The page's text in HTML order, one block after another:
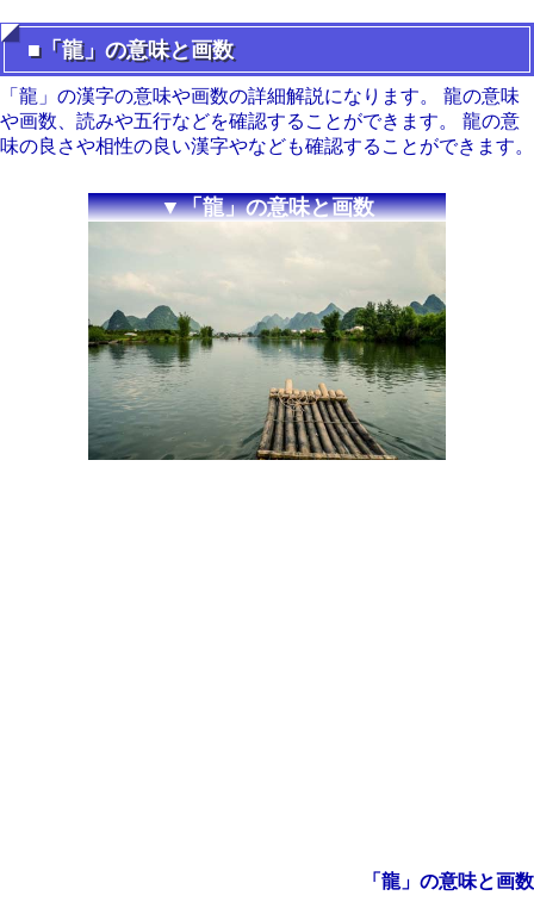
■「龍」の意味と画数
「龍」の漢字の意味や画数の詳細解説になります。 龍の意味
や画数、読みや五行などを確認することができます。 龍の意
味の良さや相性の良い漢字やなども確認することができます。
▼「龍」の意味と画数
「龍」の意味と画数